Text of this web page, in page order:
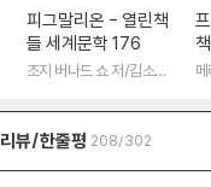
피그말리온 - 열린책
들 세계문학 176
조지 버나드 쇼 저/김소임
리뷰/한줄평 208/302